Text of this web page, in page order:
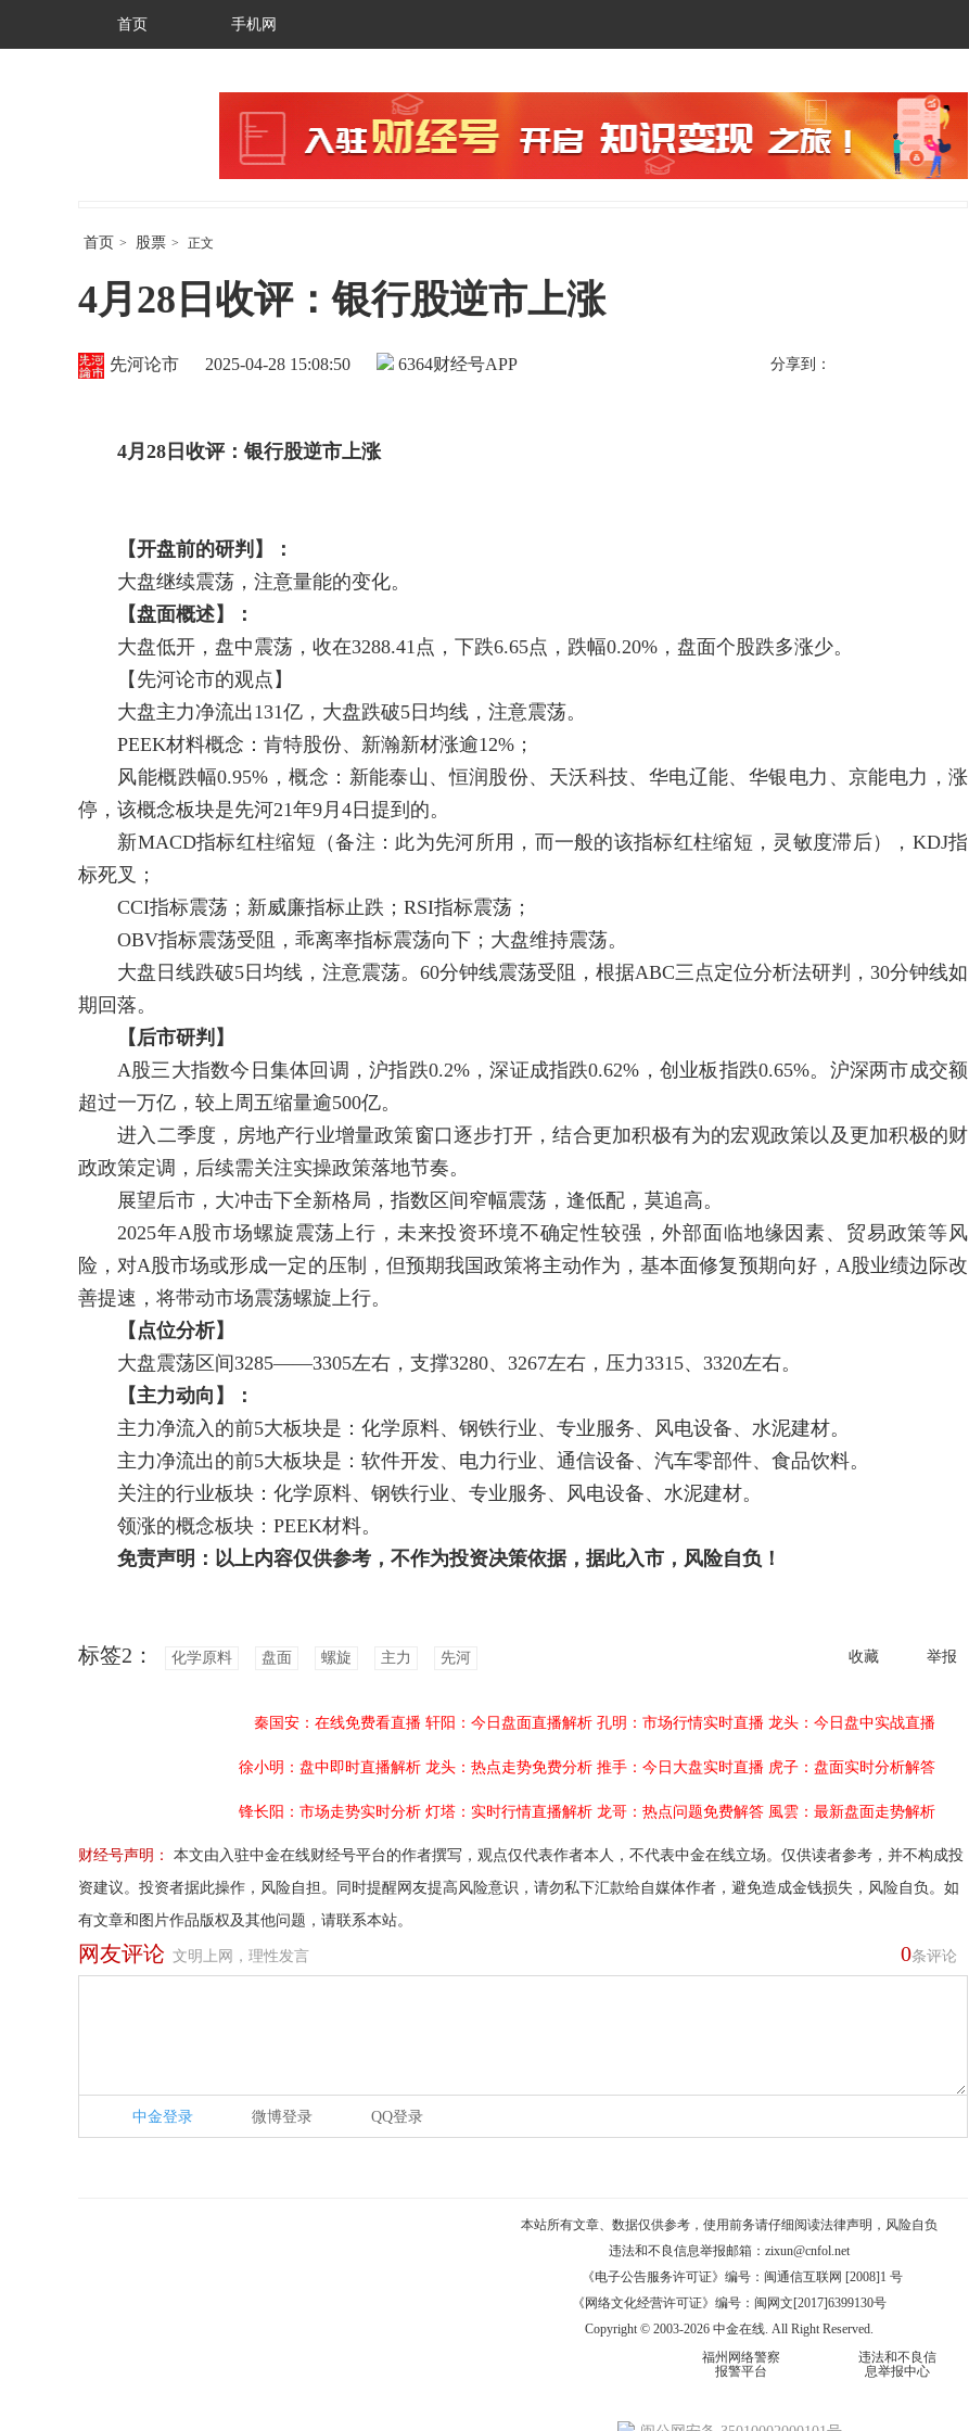
首页 手机网
首页 > 股票 > 正文
4月28日收评：银行股逆市上涨
财经号APP
先河论市 2025-04-28 15:08:50 6364 分享到：
4月 28 日收评：银行股逆市上涨
【开盘前的研判】：
大盘继续震荡，注意量能的变化。
【盘面概述】：
大盘低开，盘中震荡，收在3288.41点，下跌6.65点，跌幅0.20%，盘面个股跌多涨少。
【先河论市的观点】
大盘主力净流出131亿，大盘跌破5日均线，注意震荡。
PEEK材料概念：肯特股份、新瀚新材涨逾12%；
风能概跌幅0.95%，概念：新能泰山、恒润股份、天沃科技、华电辽能、华银电力、京能电力，涨
停，该概念板块是先河21年9月4日提到的。
新MACD指标红柱缩短（备注：此为先河所用，而一般的该指标红柱缩短，灵敏度滞后），KDJ指
标死叉；
CCI指标震荡；新威廉指标止跌；RSI指标震荡；
OBV指标震荡受阻，乖离率指标震荡向下；大盘维持震荡。
大盘日线跌破5日均线，注意震荡。60分钟线震荡受阻，根据ABC三点定位分析法研判，30分钟线如
期回落。
【后市研判】
A股三大指数今日集体回调，沪指跌0.2%，深证成指跌0.62%，创业板指跌0.65%。沪深两市成交额
超过一万亿，较上周五缩量逾500亿。
进入二季度，房地产行业增量政策窗口逐步打开，结合更加积极有为的宏观政策以及更加积极的财
政政策定调，后续需关注实操政策落地节奏。
展望后市，大冲击下全新格局，指数区间窄幅震荡，逢低配，莫追高。
2025年A股市场螺旋震荡上行，未来投资环境不确定性较强，外部面临地缘因素、贸易政策等风
险，对A股市场或形成一定的压制，但预期我国政策将主动作为，基本面修复预期向好，A股业绩边际改
善提速，将带动市场震荡螺旋上行。
【点位分析】
大盘震荡区间3285——3305左右，支撑3280、3267左右，压力3315、3320左右。
【主力动向】：
主力净流入的前5大板块是：化学原料、钢铁行业、专业服务、风电设备、水泥建材。
主力净流出的前5大板块是：软件开发、电力行业、通信设备、汽车零部件、食品饮料。
关注的行业板块：化学原料、钢铁行业、专业服务、风电设备、水泥建材。
领涨的概念板块：PEEK材料。
免责声明：以上内容仅供参考，不作为投资决策依据，据此入市，风险自负！
收藏 举报
标签2： 化学原料 盘面 螺旋 主力 先河
秦国安：在线免费看直播 轩阳：今日盘面直播解析 孔明：市场行情实时直播 龙头：今日盘中实战直播
徐小明：盘中即时直播解析 龙头：热点走势免费分析 推手：今日大盘实时直播 虎子：盘面实时分析解答
锋长阳：市场走势实时分析 灯塔：实时行情直播解析 龙哥：热点问题免费解答 風雲：最新盘面走势解析
财经号声明：
本文由入驻中金在线财经号平台的作者撰写，观点仅代表作者本人，不代表中金在线立场。仅供读者参考，并不构成投
资建议。投资者据此操作，风险自担。同时提醒网友提高风险意识，请勿私下汇款给自媒体作者，避免造成金钱损失，风险自负。如
有文章和图片作品版权及其他问题，请联系本站。
0条评论
网友评论 文明上网，理性发言
中金登录 微博登录 QQ登录
本站所有文章、数据仅供参考，使用前务请仔细阅读法律声明 ，风险自负
违法和不良信息举报邮箱： zixun@cnfol.net
《电子公告服务许可证》编号：闽通信互联网 [2008]1 号
《网络文化经营许可证》编号：闽网文[2017]6399130号
Copyright © 2003-2026 中金在线. All Right Reserved.
福州网络警察
报警平台
违法和不良信
息举报中心